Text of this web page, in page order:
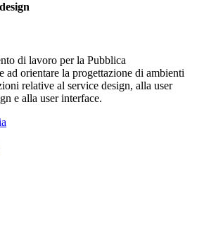
di lavoro per la Pubblica
ad orientare la progettazione di ambienti
relative al service design, alla user
e alla user interface.